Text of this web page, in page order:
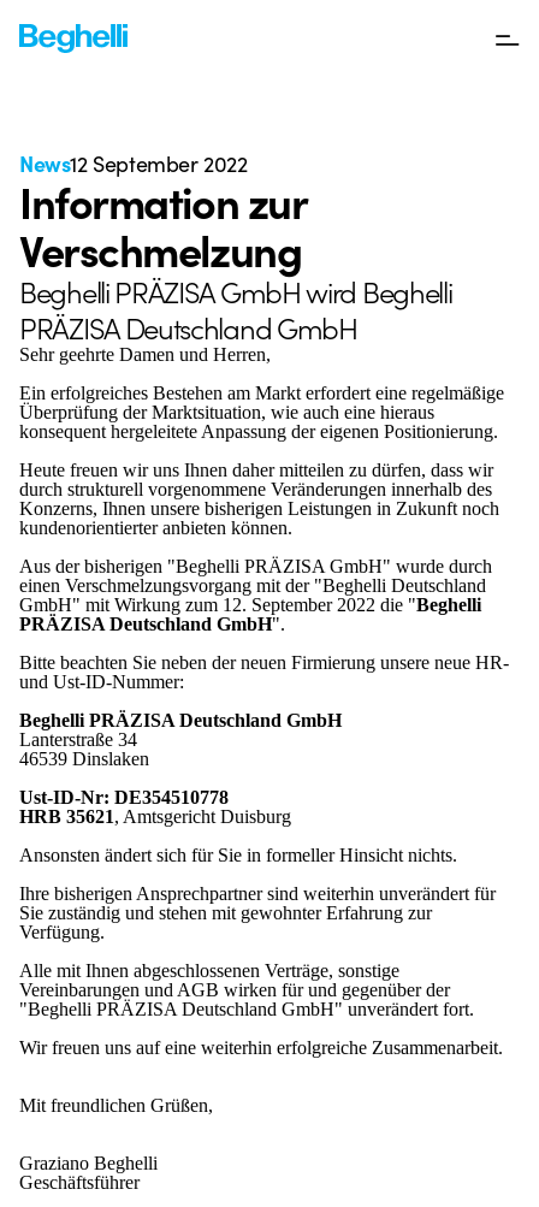
News12 September 2022
Information zur
Verschmelzung
Beghelli PRÄZISA GmbH wird Beghelli
PRÄZISA Deutschland GmbH
Sehr geehrte Damen und Herren,
Ein erfolgreiches Bestehen am Markt erfordert eine regelmäßige
Überprüfung der Marktsituation, wie auch eine hieraus
konsequent hergeleitete Anpassung der eigenen Positionierung.
Heute freuen wir uns Ihnen daher mitteilen zu dürfen, dass wir
durch strukturell vorgenommene Veränderungen innerhalb des
Konzerns, Ihnen unsere bisherigen Leistungen in Zukunft noch
kundenorientierter anbieten können.
Aus der bisherigen "Beghelli PRÄZISA GmbH" wurde durch
einen Verschmelzungsvorgang mit der "Beghelli Deutschland
GmbH" mit Wirkung zum 12. September 2022 die "Beghelli
PRÄZISA Deutschland GmbH".
Bitte beachten Sie neben der neuen Firmierung unsere neue HR-
und Ust-ID-Nummer:
Beghelli PRÄZISA Deutschland GmbH
Lanterstraße 34
46539 Dinslaken
Ust-ID-Nr: DE354510778
HRB 35621, Amtsgericht Duisburg
Ansonsten ändert sich für Sie in formeller Hinsicht nichts.
Ihre bisherigen Ansprechpartner sind weiterhin unverändert für
Sie zuständig und stehen mit gewohnter Erfahrung zur
Verfügung.
Alle mit Ihnen abgeschlossenen Verträge, sonstige
Vereinbarungen und AGB wirken für und gegenüber der
"Beghelli PRÄZISA Deutschland GmbH" unverändert fort.
Wir freuen uns auf eine weiterhin erfolgreiche Zusammenarbeit.
Mit freundlichen Grüßen,
Graziano Beghelli
Geschäftsführer